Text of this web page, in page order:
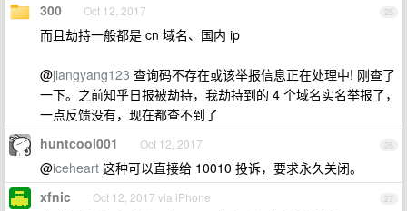
25
300 Oct 12, 2017
而且劫持一般都是 cn 域名、国内 ip
@jiangyang123 查询码不存在或该举报信息正在处理中! 刚查了
一下。之前知乎日报被劫持，我劫持到的 4 个域名实名举报了，
一点反馈没有，现在都查不到了
26
huntcool001 Oct 12, 2017
@iceheart 这种可以直接给 10010 投诉，要求永久关闭。
27
xfnic Oct 12, 2017 via iPhone